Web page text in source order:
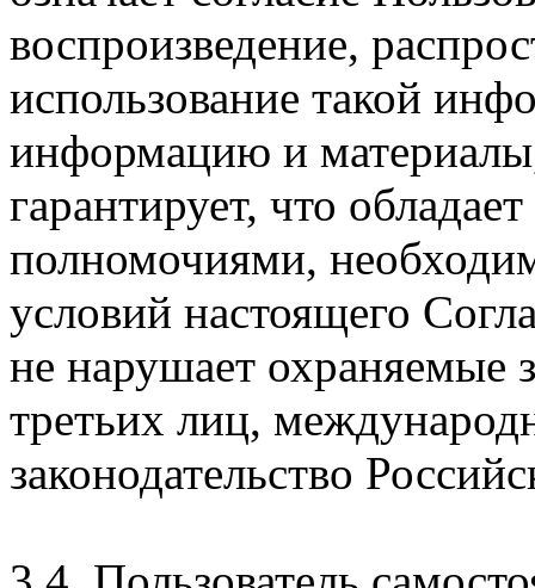
воспроизведение,
использование такой
информацию и
гарантирует, что
полномочиями,
условий настоящего
не нарушает охраняемые
третьих лиц,
законодательство